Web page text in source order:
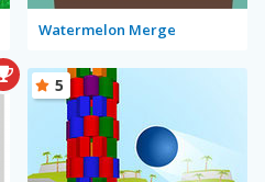
Watermelon Merge
5